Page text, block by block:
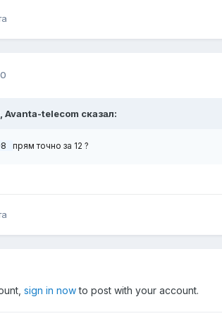
Avanta-telecom сказал:
прям точно за 12 ?
sign in nowto post with your account.